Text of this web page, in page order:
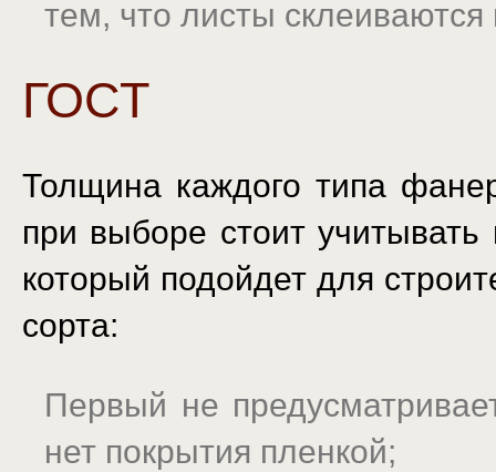
тем, что листы
ГОСТ
Толщина каждого типа
при выборе стоит
который подойдет для
сорта:
Первый не
нет покрытия пленкой;